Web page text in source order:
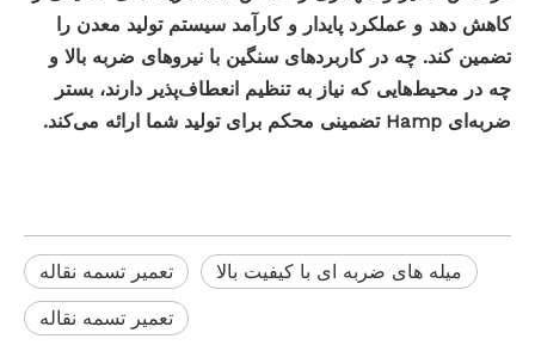
کاهش دهد و عملکرد پایدار و کارآمد سیستم تولید معدن را
تضمین کند. چه در کاربردهای سنگین با نیروهای ضربه بالا و
چه در محیط‌هایی که نیاز به تنظیم انعطاف‌پذیر دارند، بستر
ضربه‌ای Hamp تضمینی محکم برای تولید شما ارائه می‌کند.
تعمیر تسمه نقاله میله های ضربه ای با کیفیت بالا
تعمیر تسمه نقاله